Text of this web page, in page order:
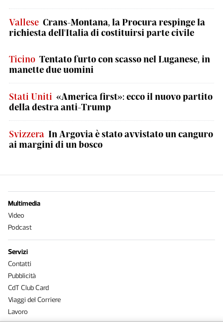
Vallese Crans-Montana, la Procura respinge la
richiesta dell'Italia di costituirsi parte civile
Ticino Tentato furto con scasso nel Luganese, in
manette due uomini
Stati Uniti «America first»: ecco il nuovo partito
della destra anti-Trump
Svizzera In Argovia è stato avvistato un canguro
ai margini di un bosco
Multimedia
Video
Podcast
Servizi
Contatti
Pubblicità
CdT Club Card
Viaggi del Corriere
Lavoro